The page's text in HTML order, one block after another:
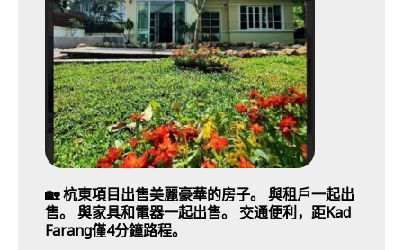
🏡 杭東項目出售美麗豪華的房子。 與租戶一起出
售。 與家具和電器一起出售。 交通便利，距Kad
Farang僅4分鐘路程。